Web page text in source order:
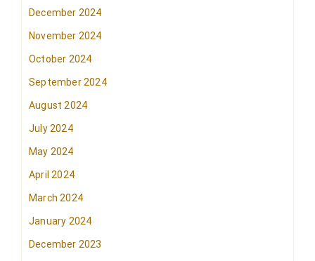
December 2024
November 2024
October 2024
September 2024
August 2024
July 2024
May 2024
April 2024
March 2024
January 2024
December 2023